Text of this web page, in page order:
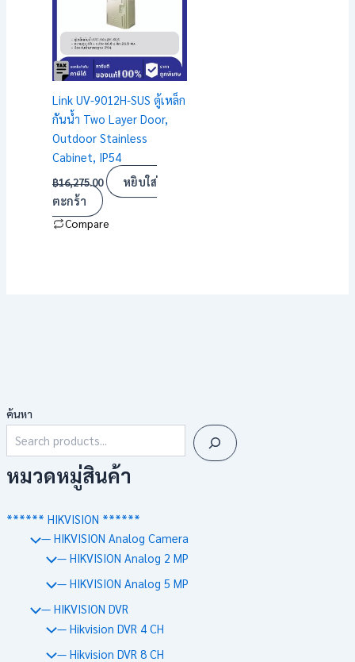
ค้นหา
หมวดหมู่สินค้า
****** HIKVISION ******
— HIKVISION Analog Camera
— HIKVISION Analog 2 MP
— HIKVISION Analog 5 MP
— HIKVISION DVR
— Hikvision DVR 4 CH
— Hikvision DVR 8 CH
Link UV-9012H-SUS ตู้เหล็ก
กันน้ำ Two Layer Door,
Outdoor Stainless
Cabinet, IP54
฿16,275.00
หยิบใส่
ตะกร้า
Compare